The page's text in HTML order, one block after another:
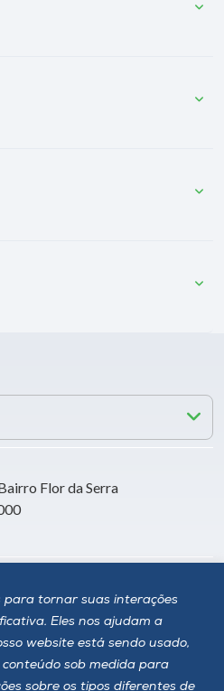
para tornar suas interações
Eles nos ajudam a
website está sendo usado,
sob medida para
sobre os tipos diferentes de
Flor da Serra